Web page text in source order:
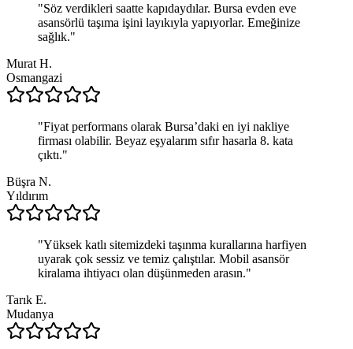
"Söz verdikleri saatte kapıdaydılar. Bursa evden eve
asansörlü taşıma işini layıkıyla yapıyorlar. Emeğinize
sağlık."
Murat H.
Osmangazi
"Fiyat performans olarak Bursa’daki en iyi nakliye
firması olabilir. Beyaz eşyalarım sıfır hasarla 8. kata
çıktı."
Büşra N.
Yıldırım
"Yüksek katlı sitemizdeki taşınma kurallarına harfiyen
uyarak çok sessiz ve temiz çalıştılar. Mobil asansör
kiralama ihtiyacı olan düşünmeden arasın."
Tarık E.
Mudanya